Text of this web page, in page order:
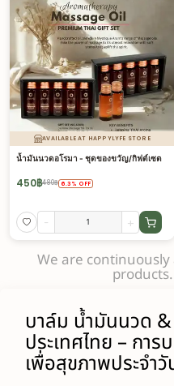
AVAILABLE AT HAPPYLYFE STORE
น้ำมันนวดอโรมา - ชุดของขวัญ/กิฟต์เซต
450฿480฿ 6.3 % OFF
- +
We are
บาล์ม น้ำมันนวด &
ประเทศไทย – กา
เพื่อสุขภาพประจำวั